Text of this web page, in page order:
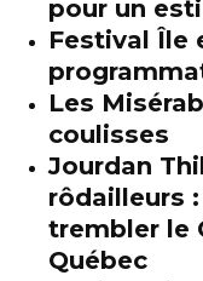
pour un
Festival Île
Les
coulisses
Jourdan
rôdailleurs
trembler le
Québec